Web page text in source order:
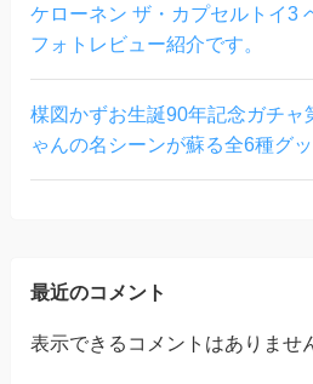
ケローネン ザ・カプセルトイ3
フォトレビュー紹介です。
楳図かずお生誕90年記念ガチャ
ゃんの名シーンが蘇る全6種グ
最近のコメント
表示できるコメントはありませ